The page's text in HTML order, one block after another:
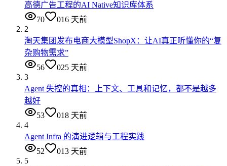
高德广告工程的AI Native知识库体系
70
016 天前
2
淘天集团发布电商大模型ShopX：让AI真正听懂你的“复
杂购物需求”
56
025 天前
3
Agent 失控的真相：上下文、工具和记忆，都不是越多
越好
53
018 天前
4
Agent Infra 的演进逻辑与工程实践
52
013 天前
5